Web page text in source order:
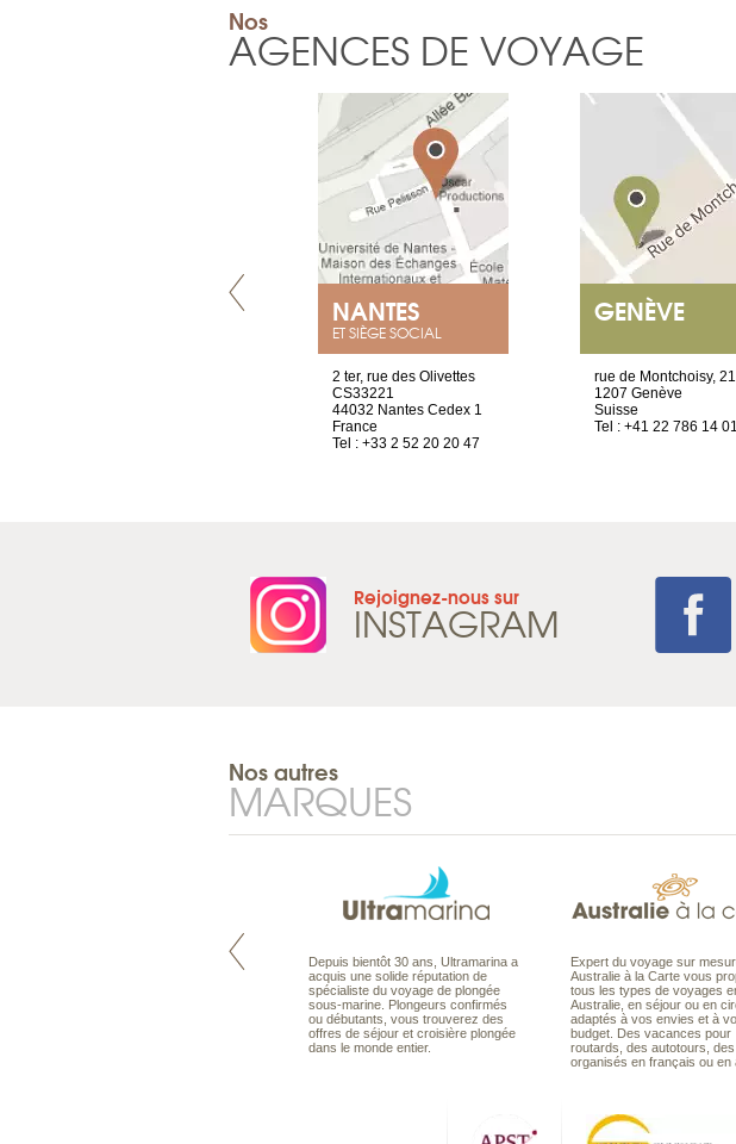
Nos
AGENCES DE VOYAGE
NANTES
ET SIÈGE SOCIAL
2 ter, rue des Olivettes
CS33221
44032 Nantes Cedex 1
France
Tel : +33 2 52 20 20 47
GENÈVE
rue de Montchoisy, 21
1207 Genève
Suisse
Tel : +41 22 786 14 01
Rejoignez-nous sur
INSTAGRAM
Nos autres
MARQUES
Pacifique à la carte est le spécialiste
Depuis bientôt 30 ans, Ultramarina a
acquis une solide réputation de
spécialiste du voyage de plongée
sous-marine. Plongeurs confirmés
ou débutants, vous trouverez des
offres de séjour et croisière plongée
dans le monde entier.
Expert du voyage sur
Australie à la Carte vous
tous les types de voyages
Australie, en séjour ou en
adaptés à vos envies et à
budget. Des vacances pour
routards, des autotours,
organisés en français ou en